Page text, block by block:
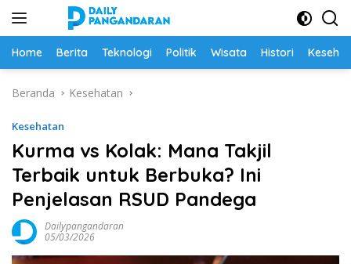
Home Berita Teknologi Politik Wisata Histori
Beranda Kesehatan
Kesehatan
Kurma vs Kolak: Mana Takjil
Terbaik untuk Berbuka? Ini
Penjelasan RSUD Pandega
Dailypangandaran
05/03/2026